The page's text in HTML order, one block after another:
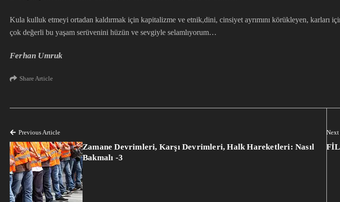
Kula kulluk etmeyi ortadan kaldırmak için kapitalizme ve etnik,dini, cinsiyet ayrımını körükleyen, karları
çok değerli bu yaşam serüvenini hüzün ve sevgiyle selamlıyorum…
Ferhan Umruk
Share Article
Previous Article
Zamane Devrimleri, Karşı Devrimleri, Halk Hareketleri: Nasıl
Bakmalı -3